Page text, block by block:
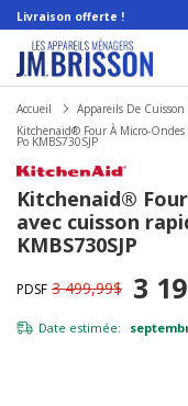
Livraison offerte !
Accueil Appareils De
Kitchenaid® Four À Micro-Ondes
Po KMBS730SJP
Kitchenaid®
avec cuisson
KMBS730SJP
PDSF 3 499,99$ 3
Date estimée: